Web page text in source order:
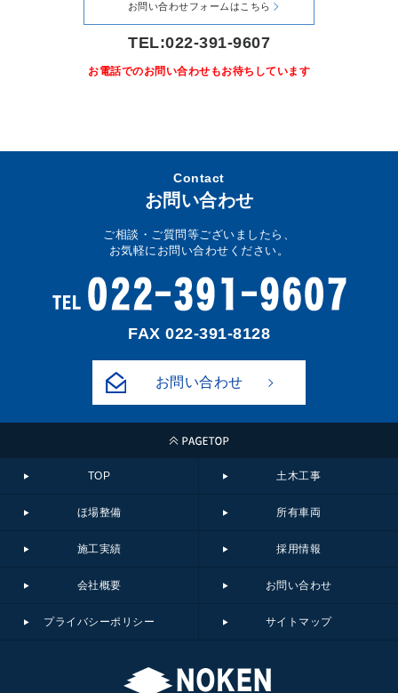
お問い合わせフォームはこちら
TEL:022-391-9607
お電話でのお問い合わせもお待ちしています
Contact
お問い合わせ
ご相談・ご質問等ございましたら、
お気軽にお問い合わせください。
FAX 022-391-8128
お問い合わせ
TOP 土木工事
ほ場整備 所有車両
施工実績 採用情報
会社概要 お問い合わせ
プライバシーポリシー サイトマップ